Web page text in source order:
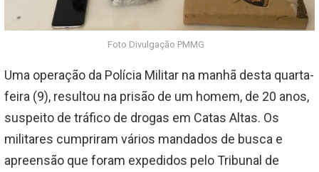
Foto Divulgação PMMG
Uma operação da Polícia Militar na manhã desta quarta-
feira (9), resultou na prisão de um homem, de 20 anos,
suspeito de tráfico de drogas em Catas Altas. Os
militares cumpriram vários mandados de busca e
apreensão que foram expedidos pelo Tribunal de